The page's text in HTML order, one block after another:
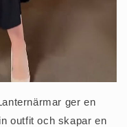
ger en
outfit och skapar en